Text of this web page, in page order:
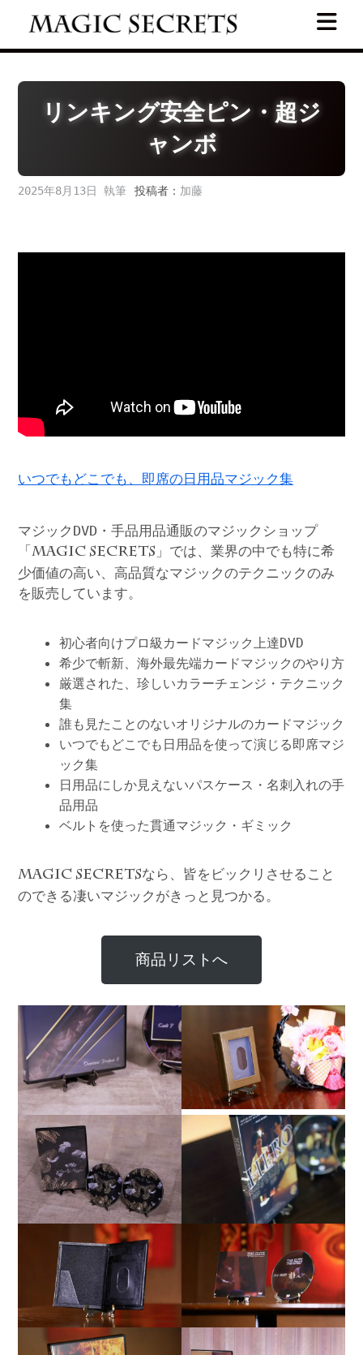
リンキング安全ピン・超ジ
ャンボ
2025年8月13日 投稿者： 加藤
いつでもどこでも、即席の日用品マジック集
マジックDVD・手品用品通販のマジックショップ
「 MAGIC SECRETS 」では、業界の中でも特に希
少価値の高い、高品質なマジックのテクニックのみ
を販売しています。
初心者向けプロ級カードマジック上達DVD
希少で斬新、海外最先端カードマジックのやり方
厳選された、珍しいカラーチェンジ・テクニック
集
誰も見たことのないオリジナルのカードマジック
いつでもどこでも日用品を使って演じる即席マジ
ック集
日用品にしか見えないパスケース・名刺入れの手
品用品
ベルトを使った貫通マジック・ギミック
MAGIC SECRETSなら、皆をビックリさせること
のできる凄いマジックがきっと見つかる。
商品リストへ